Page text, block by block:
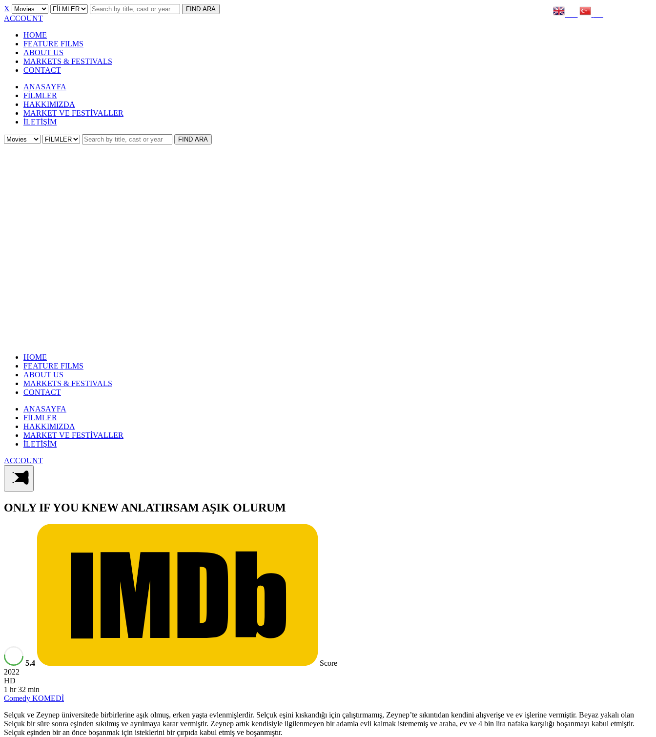
X FIND ARA
ACCOUNT
HOME
FEATURE FILMS
ABOUT US
MARKETS & FESTIVALS
CONTACT
ANASAYFA
FİLMLER
HAKKIMIZDA
MARKET VE FESTİVALLER
İLETİŞİM
FIND ARA
HOME
FEATURE FILMS
ABOUT US
MARKETS & FESTIVALS
CONTACT
ANASAYFA
FİLMLER
HAKKIMIZDA
MARKET VE FESTİVALLER
İLETİŞİM
ACCOUNT
ONLY IF YOU KNEW ANLATIRSAM AŞIK OLURUM
5.4
Score
2022
HD
1 hr 32 min
Comedy KOMEDİ
Selçuk ve Zeynep üniversitede birbirlerine aşık olmuş, erken yaşta evlenmişlerdir. Selçuk eşini kıskandığı için çalıştırmamış, Zeynep’te sıkıntıdan kendini alışverişe ve ev işlerine vermiştir. Beyaz yakalı olan
Selçuk bir süre sonra eşinden sıkılmış ve ayrılmaya karar vermiştir. Zeynep artık kendisiyle ilgilenmeyen bir adamla evli kalmak istememiş ve araba, ev ve 4 bin lira nafaka karşılığı boşanmayı kabul etmiştir.
Selçuk eşinden bir an önce boşanmak için isteklerini bir çırpıda kabul etmiş ve boşanmıştır.